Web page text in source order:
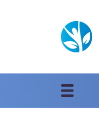
прически 2018
стрижки 2018